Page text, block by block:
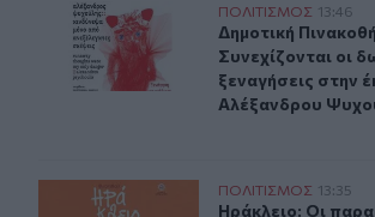
Δημοτική Πινακοθήκη Χανίων:
ΠΟΛΙΤΙΣΜΟΣ 13:46
Δημοτική
Δημοτική
Συνεχίζονται οι
ξεναγήσεις στην
Αλέξανδρου
Ηράκλειο: Οι παραστάσεις στα
ΠΟΛΙΤΙΣΜΟΣ 13:35
Ηράκλειο: Οι
Ηράκλειο: Οι